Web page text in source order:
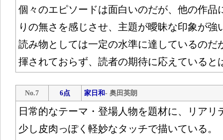
個々のエピソードは面白いのだが、他の作品
りの無さを感じさせ、主題が曖昧な印象が強
読み物としては一定の水準に達しているのだ
揮されておらず、読者の期待に応えていると
No.7 6点 家日和- 奥田英朗
日常的なテーマ・登場人物を題材に、リアリ
少し皮肉っぽく軽妙なタッチで描いている。